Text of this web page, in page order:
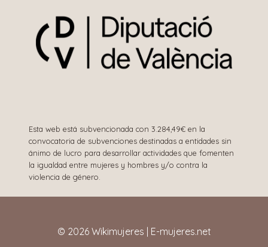
Esta web está subvencionada con 3.284,49€ en la
convocatoria de subvenciones destinadas a entidades sin
ánimo de lucro para desarrollar actividades que fomenten
la igualdad entre mujeres y hombres y/o contra la
violencia de género.
© 2026 Wikimujeres | E-mujeres.net